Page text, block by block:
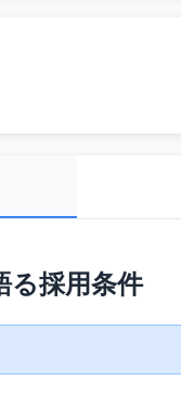
る採用条件